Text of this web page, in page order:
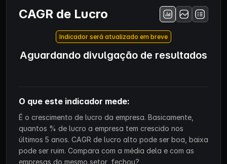
CAGR de Lucro
Indicador será atualizado em breve
Aguardando divulgação de resultados
O que este indicador mede:
É o crescimento de lucro da empresa. Basicamente,
quantos % de lucro a empresa tem crescido nos
últimos 5 anos. CAGR de lucro alto pode ser boa, baixa
pode ser ruim. Compara com a média dela e com as
empresas do mesmo setor, fechou?